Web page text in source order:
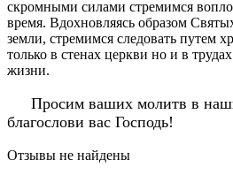
скромными силами стремимся
время. Вдохновляясь образом
земли, стремимся следовать путем
только в стенах церкви но и в
жизни.
Просим ваших молитв в
благослови вас Господь!
Отзывы не найдены